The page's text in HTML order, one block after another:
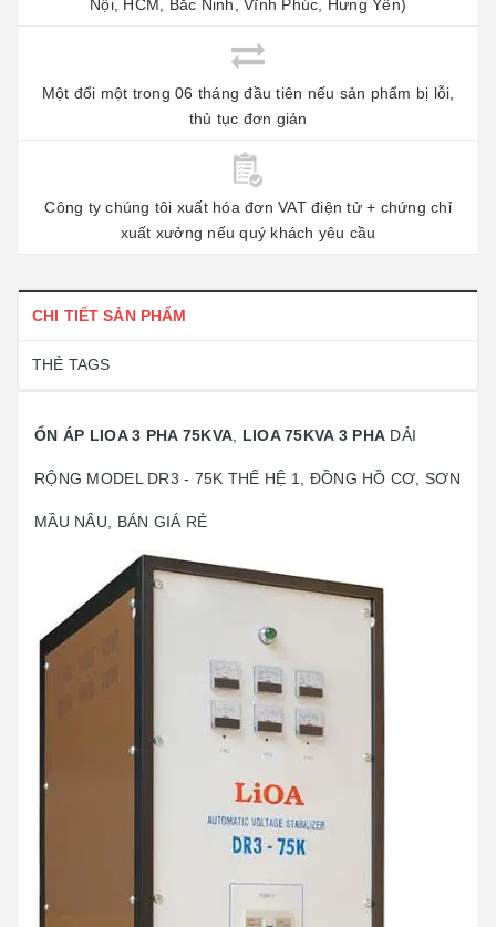
Nội, HCM, Bắc Ninh, Vĩnh Phúc, Hưng Yên)
Một đổi một trong 06 tháng đầu tiên nếu sản phẩm bị lỗi,
thủ tục đơn giản
Công ty chúng tôi xuất hóa đơn VAT điện tử + chứng chỉ
xuất xưởng nếu quý khách yêu cầu
CHI TIẾT SẢN PHẨM
THẺ TAGS
ỔN ÁP LIOA 3 PHA 75KVA LIOA 75KVA 3 PHA DẢI
RỘNG MODEL DR3 - 75K THẾ HỆ 1, ĐỒNG HỒ CƠ, SƠN
MẦU NÂU, BÁN GIÁ RẺ